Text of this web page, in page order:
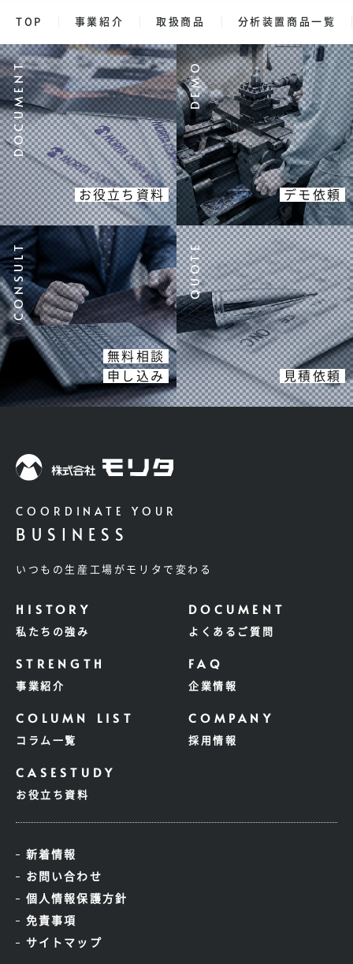
TOP 事業紹介 取扱商品 分析装置商品一覧
お役立ち資料 デモ依頼
無料相談
申し込み
見積依頼
COORDINATE YOUR
BUSINESS
いつもの生産工場がモリタで変わる
私たちの強み
事業紹介
コラム一覧
お役立ち資料
よくあるご質問
企業情報
採用情報
新着情報
お問い合わせ
個人情報保護方針
免責事項
サイトマップ